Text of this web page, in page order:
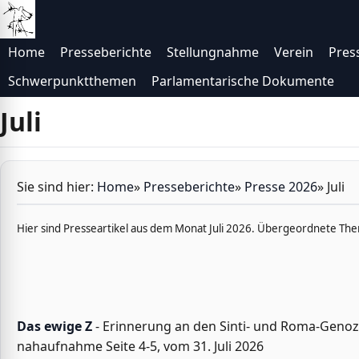
Direkt zur Navigation
Direkt zum Inhalt
Home Presseberichte Stellungnahme Verein
Schwerpunktthemen
Parlamentarische Dokumente
Juli
Sie sind hier: Home» Presseberichte» Presse 2026» Juli
Hier sind Presseartikel aus dem Monat Juli 2026. Übergeordnete
Das ewige Z- Erinnerung an den Sinti- und Roma-
nahaufnahme Seite 4-5, vom 31. Juli 2026